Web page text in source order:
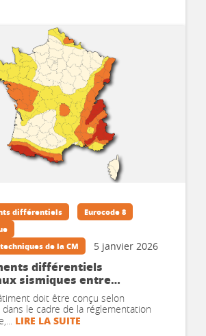
différentiels
Eurocode 8
de la CM
5 janvier 2026
différentiels
sismiques entre
isolées – Partie 1 :
doit être conçu selon
dans le cadre de la réglementation
LIRE LA SUITE